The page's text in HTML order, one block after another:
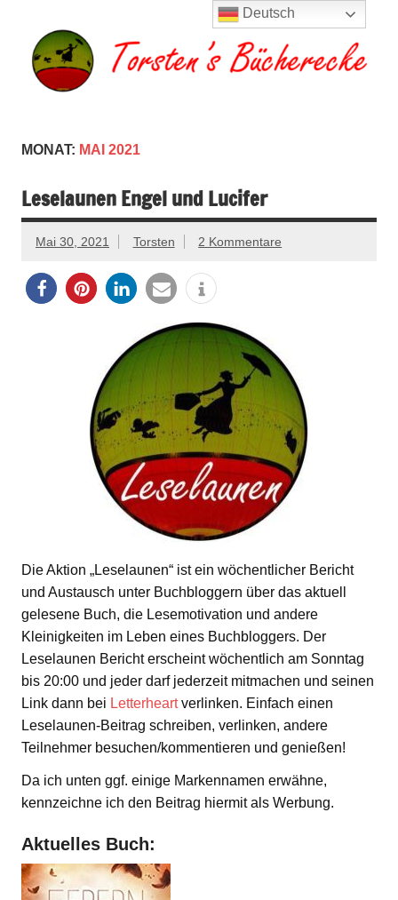
springen
MONAT: MAI 2021
Leselaunen Engel und Lucifer
Mai 30, 2021 Torsten 2 Kommentare
Die Aktion „Leselaunen“ ist ein wöchentlicher Bericht
und Austausch unter Buchbloggern über das aktuell
gelesene Buch, die Lesemotivation und andere
Kleinigkeiten im Leben eines Buchbloggers. Der
Leselaunen Bericht erscheint wöchentlich am Sonntag
bis 20:00 und jeder darf jederzeit mitmachen und seinen
Link dann bei Letterheartverlinken. Einfach einen
Leselaunen-Beitrag schreiben, verlinken, andere
Teilnehmer besuchen/kommentieren und genießen!
Da ich unten ggf. einige Markennamen erwähne,
kennzeichne ich den Beitrag hiermit als Werbung.
Aktuelles Buch:
Deutsch